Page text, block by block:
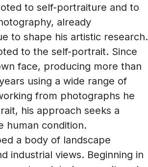
to self-portraiture and to
already
to shape his artistic research.
to the self-portrait. Since
face, producing more than
using a wide range of
from photographs he
his approach seeks a
human condition.
a body of landscape
industrial views. Beginning in